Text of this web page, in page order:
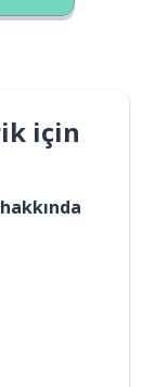
için